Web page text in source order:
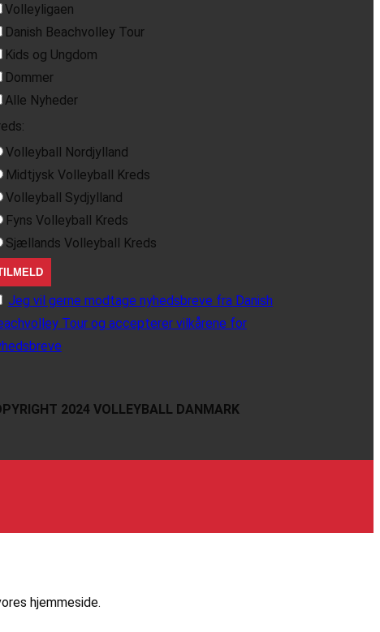
Volleyligaen
Danish Beachvolley Tour
Kids og Ungdom
Dommer
Alle Nyheder
Volleyball Nordjylland
Midtjysk Volleyball Kreds
Volleyball Sydjylland
Fyns Volleyball Kreds
Sjællands Volleyball Kreds
Jeg vil gerne modtage nyhedsbreve fra Danish
Tour og accepterer vilkårene for
2024 VOLLEYBALL DANMARK
hjemmeside.